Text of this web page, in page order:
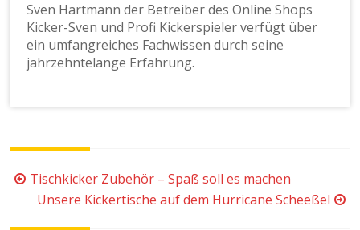
Sven Hartmann der Betreiber des Online Shops
Kicker-Sven und Profi Kickerspieler verfügt über
ein umfangreiches Fachwissen durch seine
jahrzehntelange Erfahrung.
Beitragsnavigation
Tischkicker Zubehör – Spaß soll es machen
Unsere Kickertische auf dem Hurricane Scheeßel